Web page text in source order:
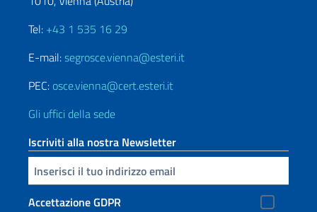
Tel: +43 1 535 16 29
E-mail:segrosce.vienna@esteri.it
PEC: osce.vienna@cert.esteri.it
Gli uffici della sede
Iscriviti alla nostra Newsletter
Inserisci la tua email
Accettazione GDPR